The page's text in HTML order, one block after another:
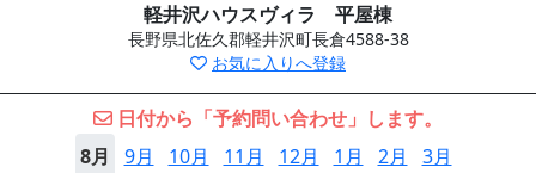
軽井沢ハウスヴィラ 平屋棟
長野県北佐久郡軽井沢町長倉4588-38
お気に入りへ登録
日付から「予約問い合わせ」します。
8月
9月 10月 11月 12月 1月 2月 3月